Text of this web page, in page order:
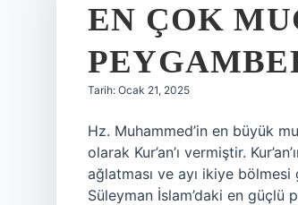
EN ÇOK
Tarih: Ocak 21, 2025
Hz. Muhammed’in en büyük
olarak Kur’an’ı vermiştir.
ağlatması ve ayı ikiye
Süleyman İslam’daki en güçlü